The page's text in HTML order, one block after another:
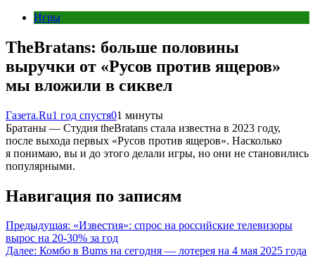
Игры
TheBratans: больше половины
выручки от «Русов против ящеров»
мы вложили в сиквел
Газета.Ru1 год спустя01 минуты
Братаны — Студия theBratans стала известна в 2023 году,
после выхода первых «Русов против ящеров». Насколько
я понимаю, вы и до этого делали игры, но они не становились
популярными.
Навигация по записям
Предыдущая: «Известия»: спрос на российские телевизоры
вырос на 20-30% за год
Далее: Комбо в Bums на сегодня — лотерея на 4 мая 2025 года